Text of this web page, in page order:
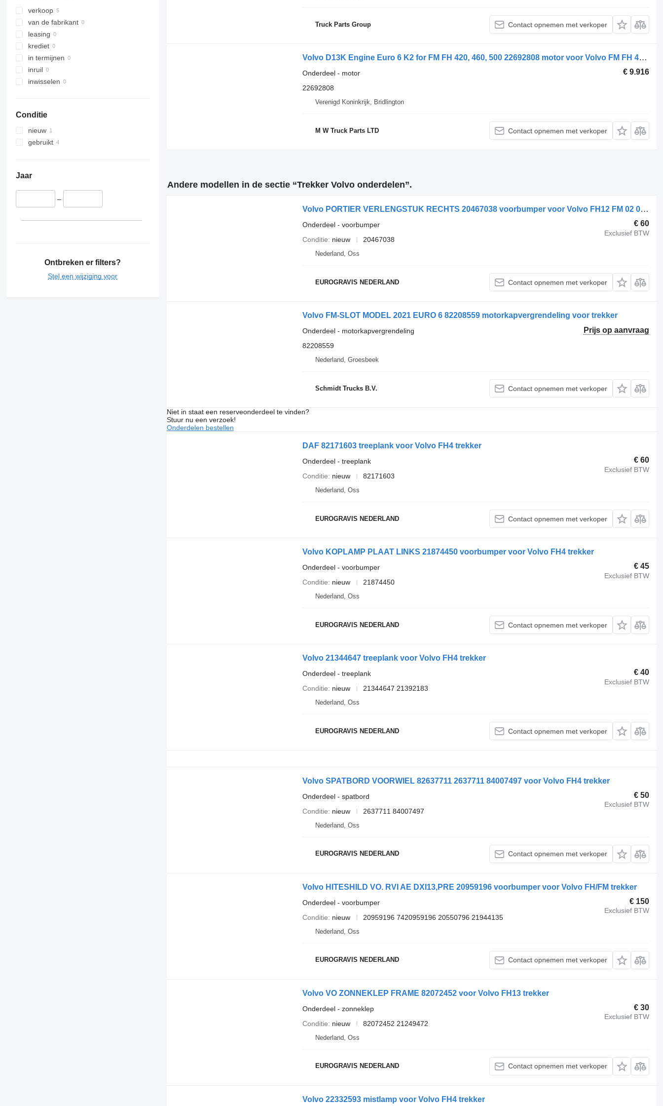
FL618
FM 420
FM 440
FM 450
FM 460
FM 480
FM 500
verkoop
van de fabrikant
leasing
krediet
in termijnen
inruil
inwisselen
Conditie
nieuw
gebruikt
Jaar
–
Ontbreken er filters?
Stel een wijziging voor
Truck Parts Group Contact opnemen met verkoper
Volvo D13K Engine Euro 6 K2 for FM FH 420, 460, 500 22692808 motor voor Volvo FM FH 420, 460, 500 trekker
€ 9.916
Onderdeel - motor
22692808
Verenigd Koninkrijk, Bridlington
M W Truck Parts LTD Contact opnemen met verkoper
Andere modellen in de sectie “Trekker Volvo onderdelen”.
Volvo PORTIER VERLENGSTUK RECHTS 20467038 voorbumper voor Volvo FH12 FM 02 08 trekker
€ 60
Exclusief BTW
Onderdeel - voorbumper
Conditie
nieuw 20467038
Nederland, Oss
EUROGRAVIS NEDERLAND Contact opnemen met verkoper
Volvo FM-SLOT MODEL 2021 EURO 6 82208559 motorkapvergrendeling voor trekker
Prijs op aanvraag
Onderdeel - motorkapvergrendeling
82208559
Nederland, Groesbeek
Schmidt Trucks B.V. Contact opnemen met verkoper
Niet in staat een reserveonderdeel te vinden?
Stuur nu een verzoek!
Onderdelen bestellen
DAF 82171603 treeplank voor Volvo FH4 trekker
€ 60
Exclusief BTW
Onderdeel - treeplank
Conditie
nieuw 82171603
Nederland, Oss
EUROGRAVIS NEDERLAND Contact opnemen met verkoper
Volvo KOPLAMP PLAAT LINKS 21874450 voorbumper voor Volvo FH4 trekker
€ 45
Exclusief BTW
Onderdeel - voorbumper
Conditie
nieuw 21874450
Nederland, Oss
EUROGRAVIS NEDERLAND Contact opnemen met verkoper
Volvo 21344647 treeplank voor Volvo FH4 trekker
€ 40
Exclusief BTW
Onderdeel - treeplank
Conditie
nieuw 21344647 21392183
Nederland, Oss
EUROGRAVIS NEDERLAND Contact opnemen met verkoper
Volvo SPATBORD VOORWIEL 82637711 2637711 84007497 voor Volvo FH4 trekker
€ 50
Exclusief BTW
Onderdeel - spatbord
Conditie
nieuw 2637711 84007497
Nederland, Oss
EUROGRAVIS NEDERLAND Contact opnemen met verkoper
Volvo HITESHILD VO. RVI AE DXI13,PRE 20959196 voorbumper voor Volvo FH/FM trekker
€ 150
Exclusief BTW
Onderdeel - voorbumper
Conditie
nieuw 20959196 7420959196 20550796 21944135
Nederland, Oss
EUROGRAVIS NEDERLAND Contact opnemen met verkoper
Volvo VO ZONNEKLEP FRAME 82072452 voor Volvo FH13 trekker
€ 30
Exclusief BTW
Onderdeel - zonneklep
Conditie
nieuw 82072452 21249472
Nederland, Oss
EUROGRAVIS NEDERLAND Contact opnemen met verkoper
Volvo 22332593 mistlamp voor Volvo FH4 trekker